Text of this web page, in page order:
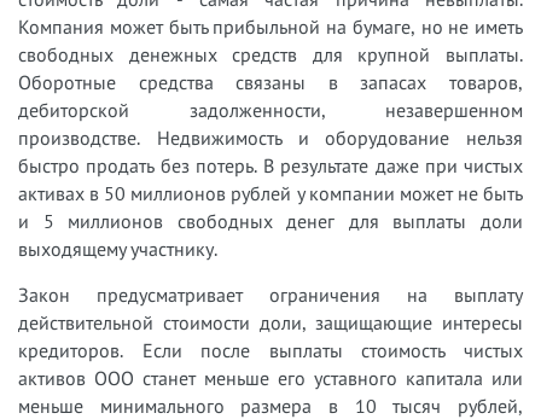
Компания может быть прибыльной на бумаге, но не иметь
свободных денежных средств для крупной выплаты.
Оборотные средства связаны в запасах товаров,
дебиторской задолженности, незавершенном
производстве. Недвижимость и оборудование нельзя
быстро продать без потерь. В результате даже при чистых
активах в 50 миллионов рублей у компании может не быть
и 5 миллионов свободных денег для выплаты доли
выходящему участнику.
Закон предусматривает ограничения на выплату
действительной стоимости доли, защищающие интересы
кредиторов. Если после выплаты стоимость чистых
активов ООО станет меньше его уставного капитала или
меньше минимального размера в 10 тысяч рублей,